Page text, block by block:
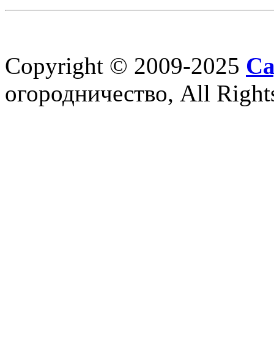
Copyright © 2009-2025
огородничество, All